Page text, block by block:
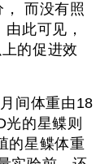
而没有照
此可见，
的促进效
间体重由18
的星鲽则
的星鲽体重